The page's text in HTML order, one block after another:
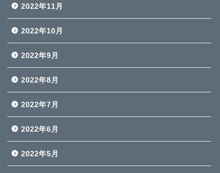
2022年11月
2022年10月
2022年9月
2022年8月
2022年7月
2022年6月
2022年5月